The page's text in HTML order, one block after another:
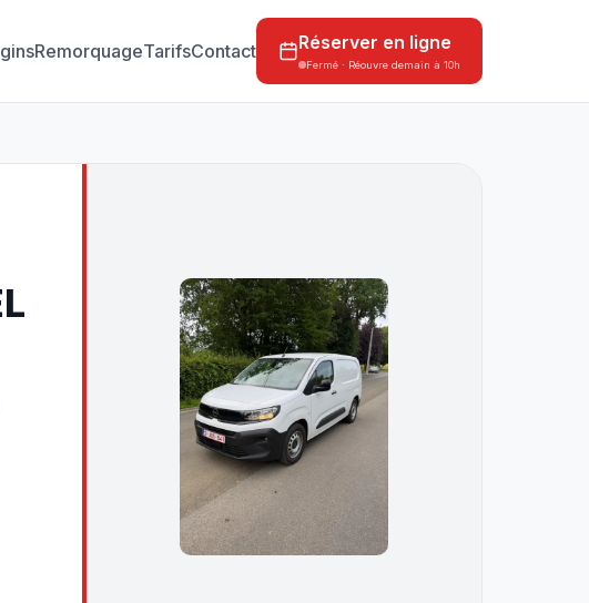
RemorquageTarifsContact Réserver en ligne
Fermé · Réouvre demain à 10h